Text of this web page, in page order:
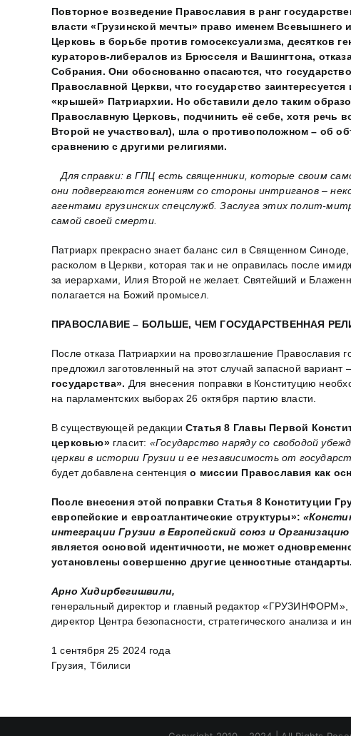
Повторное возведение Православия в ранг
власти «Грузинской мечты» право именем Всевышнего
Церковь в борьбе против гомосексуализма, десятков
кураторов-либералов из Брюсселя и Вашингтона,
Собрания. Они обоснованно опасаются, что
Православной Церкви, что государство
«крышей» Патриархии. Но обставили дело таким
Православную Церковь, подчинить её себе, хотя речь
Второй не участвовал), шла о противоположном – об
сравнению с другими религиями.
Для справки: в ГПЦ есть священники, которые своим
они подвергаются гонениям со стороны интриганов –
агентами грузинских спецслужб. Заслуга этих полит-
самой своей смерти.
Патриарх прекрасно знает баланс сил в Священном
расколом в Церкви, которая так и не оправилась после
за иерархами, Илия Второй не желает. Святейший и
полагается на Божий промысел.
ПРАВОСЛАВИЕ – БОЛЬШЕ, ЧЕМ ГОСУДАРСТВЕННАЯ
После отказа Патриархии на провозглашение Православия
предложил заготовленный на этот случай запасной вариант
государства». Для внесения поправки в Конституцию
на парламентских выборах 26 октября партию власти.
В существующей редакции Статья 8 Главы Первой
церковью» гласит: «Государство наряду со свободой
церкви в истории Грузии и ее независимость от
будет добавлена сентенцияо миссии Православия как
После внесения этой поправки Статья 8 Конституции
европейские и евроатлантические структуры»:
интеграции Грузии в Европейский союз и
является основой идентичности, не может
установлены совершенно другие ценностные стандарты.
Арно Хидирбегишвили,
генеральный директор и главный редактор «ГРУЗИНФОРМ»,
директор Центра безопасности, стратегического анализа и
1 сентября 25 2024 года
Грузия, Тбилиси